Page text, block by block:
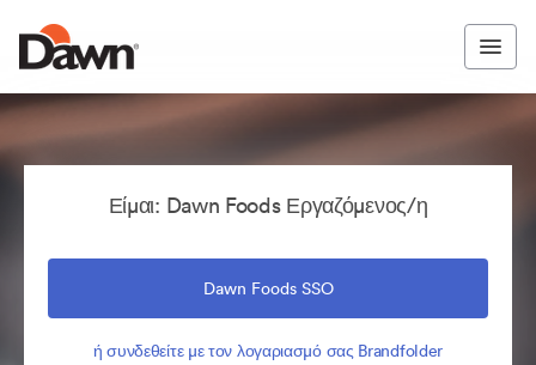
Είμαι: Dawn Foods Εργαζόμενος/η
Dawn Foods SSO
ή συνδεθείτε με τον λογαριασμό σας Brandfolder